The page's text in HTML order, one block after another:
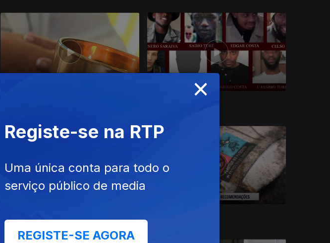
×
Registe-se na RTP
Uma única conta para todo o
serviço público de media
REGISTE-SE AGORA